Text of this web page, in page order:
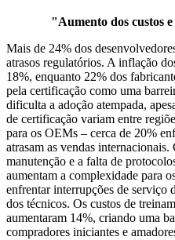
"Aumento dos custos
Mais de 24% dos
atrasos regulatórios. A inflação
18%, enquanto 22% dos
pela certificação como uma
dificulta a adoção atempada,
de certificação variam entre
para os OEMs – cerca de 20%
atrasam as vendas
manutenção e a falta de
aumentam a complexidade para
enfrentar interrupções de
dos técnicos. Os custos de
aumentaram 14%, criando uma
compradores iniciantes e